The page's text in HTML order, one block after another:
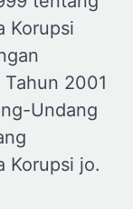
Korupsi
2001
Undang
Korupsi jo.